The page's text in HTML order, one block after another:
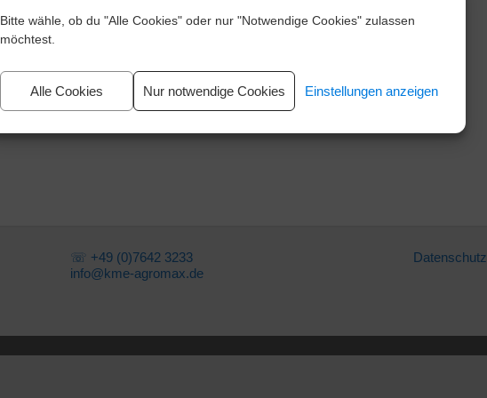
Bitte wähle, ob du "Alle Cookies" oder nur "Notwendige Cookies" zulassen
möchtest.
Alle Cookies Nur notwendige Cookies Einstellungen anzeigen
☏ +49 (0)7642 3233
info@kme-agromax.de
Datenschutz